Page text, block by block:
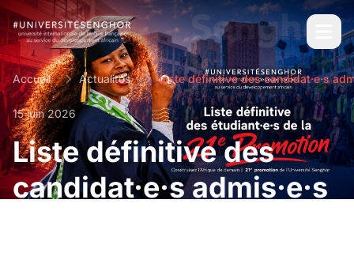
Accueil Actualités
15 juin 2026
Liste définitive des
candidat·e·s admis·e·s